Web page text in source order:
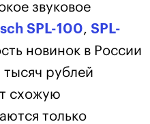
звуковое
SPL-100, SPL-
новинок в России
тысяч рублей
схожую
только